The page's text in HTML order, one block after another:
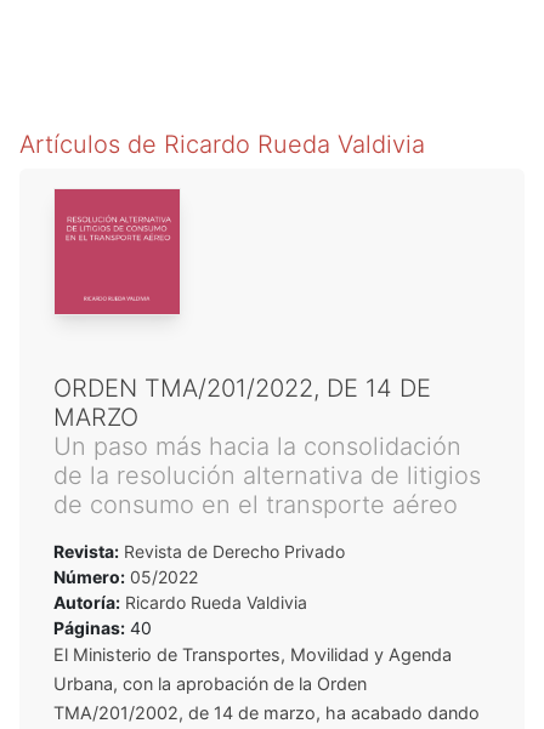
Artículos de Ricardo Rueda Valdivia
ORDEN TMA/201/2022, DE 14 DE
MARZO
Un paso más hacia la consolidación
de la resolución alternativa de litigios
de consumo en el transporte aéreo
Revista: Revista de Derecho Privado
Número: 05/2022
Autoría: Ricardo Rueda Valdivia
Páginas: 40
El Ministerio de Transportes, Movilidad y Agenda
Urbana, con la aprobación de la Orden
TMA/201/2002, de 14 de marzo, ha acabado dando